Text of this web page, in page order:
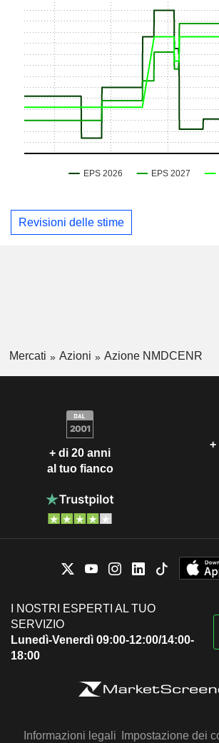
Revisioni delle stime
Mercati Azioni Azione NMDCENR
+ di 20 anni
al tuo fianco
+
I NOSTRI ESPERTI AL TUO
SERVIZIO
Lunedì-Venerdì 09:00-12:00/14:00-
18:00
Informazioni legali Impostazione dei